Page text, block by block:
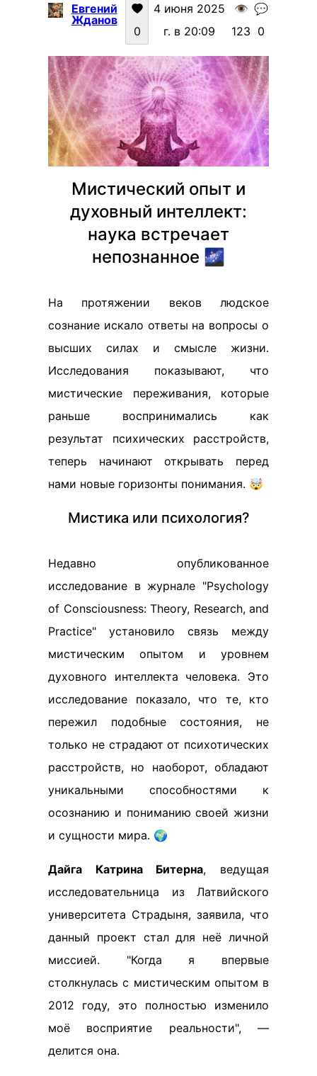
Евгений
Жданов
0
4 июня 2025
г. в 20:09
👁️
123
💬
0
Мистический опыт и
духовный интеллект:
наука встречает
непознанное 🌌
На протяжении веков людское
сознание искало ответы на вопросы о
высших силах и смысле жизни.
Исследования показывают, что
мистические переживания, которые
раньше воспринимались как
результат психических расстройств,
теперь начинают открывать перед
нами новые горизонты понимания. 🤯
Мистика или психология?
Недавно опубликованное
исследование в журнале "Psychology
of Consciousness: Theory, Research, and
Practice" установило связь между
мистическим опытом и уровнем
духовного интеллекта человека. Это
исследование показало, что те, кто
пережил подобные состояния, не
только не страдают от психотических
расстройств, но наоборот, обладают
уникальными способностями к
осознанию и пониманию своей жизни
и сущности мира. 🌍
Дайга Катрина Битерна, ведущая
исследовательница из Латвийского
университета Страдыня, заявила, что
данный проект стал для неё личной
миссией. "Когда я впервые
столкнулась с мистическим опытом в
2012 году, это полностью изменило
моё восприятие реальности", —
делится она.